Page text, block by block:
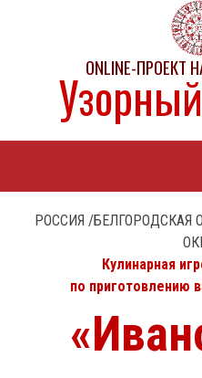
ONLINE-
РОССИЯ /БЕЛГОРОДСКАЯ
Кулинарная
по приготовлению